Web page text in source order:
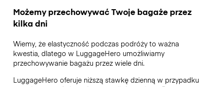
Możemy przechowywać Twoje bagaże przez
kilka dni
Wiemy, że elastyczność podczas podróży to ważna
kwestia, dlatego w LuggageHero umożliwiamy
przechowywanie bagażu przez wiele dni.
LuggageHero oferuje niższą stawkę dzienną w przypadku